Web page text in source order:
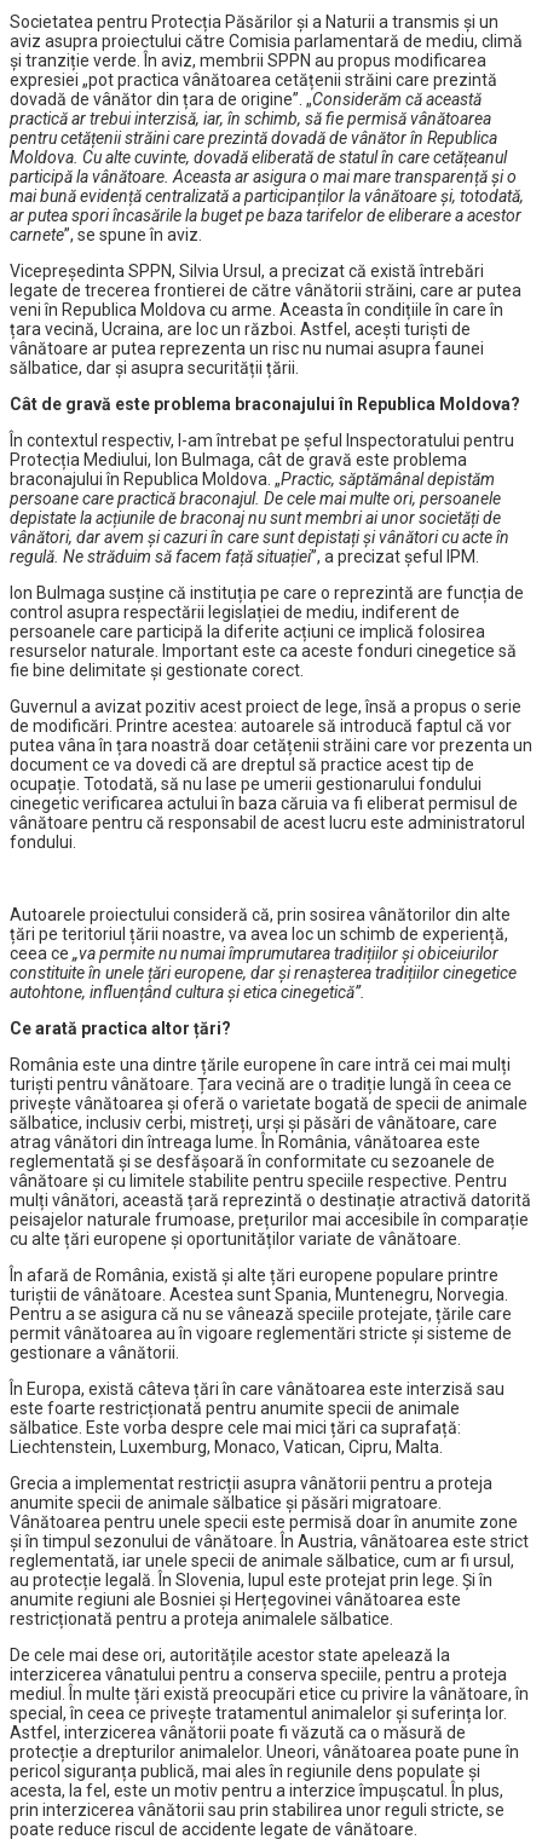
Societatea pentru Protecția Păsărilor și a Naturii a transmis și un
aviz asupra proiectului către Comisia parlamentară de mediu, climă
și tranziție verde. În aviz, membrii SPPN au propus modificarea
expresiei „pot practica vânătoarea cetățenii străini care prezintă
dovadă de vânător din țara de origine”. „Considerăm că această
practică ar trebui interzisă, iar, în schimb, să fie permisă vânătoarea
pentru cetățenii străini care prezintă dovadă de vânător în Republica
Moldova. Cu alte cuvinte, dovadă eliberată de statul în care cetățeanul
participă la vânătoare. Aceasta ar asigura o mai mare transparență și o
mai bună evidență centralizată a participanților la vânătoare și, totodată,
ar putea spori încasările la buget pe baza tarifelor de eliberare a acestor
carnete”, se spune în aviz.
Vicepreședinta SPPN, Silvia Ursul, a precizat că există întrebări
legate de trecerea frontierei de către vânătorii străini, care ar putea
veni în Republica Moldova cu arme. Aceasta în condițiile în care în
țara vecină, Ucraina, are loc un război. Astfel, acești turiști de
vânătoare ar putea reprezenta un risc nu numai asupra faunei
sălbatice, dar și asupra securității țării.
Cât de gravă este problema braconajului în Republica Moldova?
În contextul respectiv, l-am întrebat pe șeful Inspectoratului pentru
Protecția Mediului, Ion Bulmaga, cât de gravă este problema
braconajului în Republica Moldova. „Practic, săptămânal depistăm
persoane care practică braconajul. De cele mai multe ori, persoanele
depistate la acțiunile de braconaj nu sunt membri ai unor societăți de
vânători, dar avem și cazuri în care sunt depistați și vânători cu acte în
regulă. Ne străduim să facem față situației”, a precizat șeful IPM.
Ion Bulmaga susține că instituția pe care o reprezintă are funcția de
control asupra respectării legislației de mediu, indiferent de
persoanele care participă la diferite acțiuni ce implică folosirea
resurselor naturale. Important este ca aceste fonduri cinegetice să
fie bine delimitate și gestionate corect.
Guvernul a avizat pozitiv acest proiect de lege, însă a propus o serie
de modificări. Printre acestea: autoarele să introducă faptul că vor
putea vâna în țara noastră doar cetățenii străini care vor prezenta un
document ce va dovedi că are dreptul să practice acest tip de
ocupație. Totodată, să nu lase pe umerii gestionarului fondului
cinegetic verificarea actului în baza căruia va fi eliberat permisul de
vânătoare pentru că responsabil de acest lucru este administratorul
fondului.
Autoarele proiectului consideră că, prin sosirea vânătorilor din alte
țări pe teritoriul țării noastre, va avea loc un schimb de experiență,
ceea ce „va permite nu numai împrumutarea tradițiilor și obiceiurilor
constituite în unele țări europene, dar și renașterea tradițiilor cinegetice
autohtone, influențând cultura și etica cinegetică”.
Ce arată practica altor țări?
România este una dintre țările europene în care intră cei mai mulți
turiști pentru vânătoare. Țara vecină are o tradiție lungă în ceea ce
privește vânătoarea și oferă o varietate bogată de specii de animale
sălbatice, inclusiv cerbi, mistreți, urși și păsări de vânătoare, care
atrag vânători din întreaga lume. În România, vânătoarea este
reglementată și se desfășoară în conformitate cu sezoanele de
vânătoare și cu limitele stabilite pentru speciile respective. Pentru
mulți vânători, această țară reprezintă o destinație atractivă datorită
peisajelor naturale frumoase, prețurilor mai accesibile în comparație
cu alte țări europene și oportunităților variate de vânătoare.
În afară de România, există și alte țări europene populare printre
turiștii de vânătoare. Acestea sunt Spania, Muntenegru, Norvegia.
Pentru a se asigura că nu se vânează speciile protejate, țările care
permit vânătoarea au în vigoare reglementări stricte și sisteme de
gestionare a vânătorii.
În Europa, există câteva țări în care vânătoarea este interzisă sau
este foarte restricționată pentru anumite specii de animale
sălbatice. Este vorba despre cele mai mici țări ca suprafață:
Liechtenstein, Luxemburg, Monaco, Vatican, Cipru, Malta.
Grecia a implementat restricții asupra vânătorii pentru a proteja
anumite specii de animale sălbatice și păsări migratoare.
Vânătoarea pentru unele specii este permisă doar în anumite zone
și în timpul sezonului de vânătoare. În Austria, vânătoarea este strict
reglementată, iar unele specii de animale sălbatice, cum ar fi ursul,
au protecție legală. În Slovenia, lupul este protejat prin lege. Și în
anumite regiuni ale Bosniei și Herțegovinei vânătoarea este
restricționată pentru a proteja animalele sălbatice.
De cele mai dese ori, autoritățile acestor state apelează la
interzicerea vânatului pentru a conserva speciile, pentru a proteja
mediul. În multe țări există preocupări etice cu privire la vânătoare, în
special, în ceea ce privește tratamentul animalelor și suferința lor.
Astfel, interzicerea vânătorii poate fi văzută ca o măsură de
protecție a drepturilor animalelor. Uneori, vânătoarea poate pune în
pericol siguranța publică, mai ales în regiunile dens populate și
acesta, la fel, este un motiv pentru a interzice împușcatul. În plus,
prin interzicerea vânătorii sau prin stabilirea unor reguli stricte, se
poate reduce riscul de accidente legate de vânătoare.